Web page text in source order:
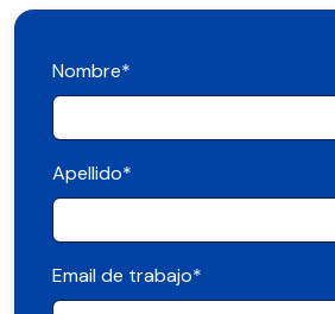
Nombre*
Apellido*
Email de trabajo*